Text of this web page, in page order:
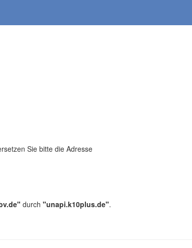
Sie bitte die Adresse
durch "unapi.k10plus.de".